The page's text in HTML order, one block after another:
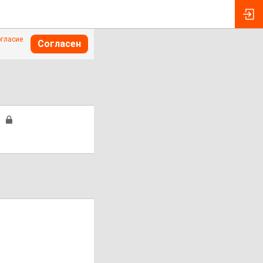
Согласен